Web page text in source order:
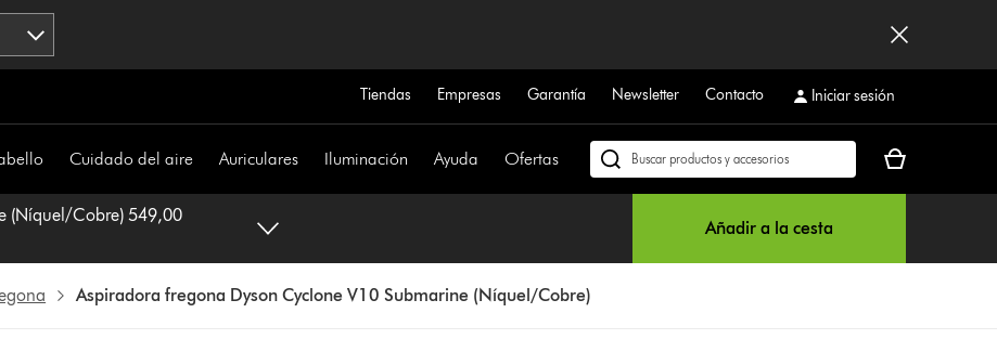
Tiendas Empresas Garantía Newsletter Contacto Iniciar sesión
Cuidado del aire Auriculares Iluminación Ayuda Ofertas
Buscar
Tu
Cobre) 549,00
Añadir a la cesta
Aspiradora fregona Dyson Cyclone V10 Submarine (Níquel/Cobre)